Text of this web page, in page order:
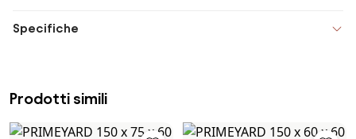
Specifiche
Prodotti simili